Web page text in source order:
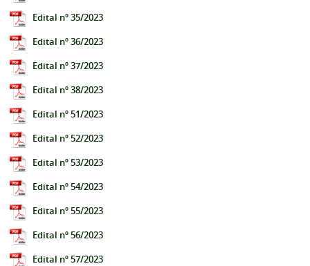
Edital nº 35/2023
Edital nº 36/2023
Edital nº 37/2023
Edital nº 38/2023
Edital nº 51/2023
Edital nº 52/2023
Edital nº 53/2023
Edital nº 54/2023
Edital nº 55/2023
Edital nº 56/2023
Edital nº 57/2023